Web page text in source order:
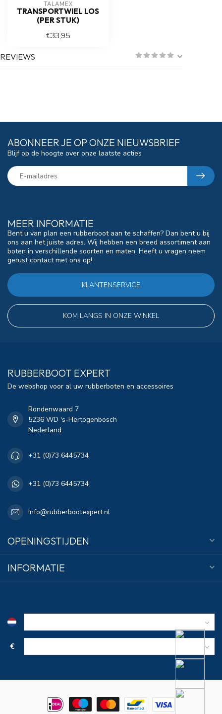
TALAMEX
TRANSPORTWIEL LOS
(PER STUK)
€33,95
REVIEWS
MEER INFORMATIE
Bent u van plan een rubberboot aan te schaffen? Dan bent u bij
ons aan het juiste adres. Wij hebben een breed assortiment aan
boten in verschillende soorten en maten. Heeft u vragen neem
gerust contact met ons op!
KLANTENSERVICE
KOM LANGS IN ONZE WINKEL
ABONNEER JE OP ONZE NIEUWSBRIEF
Blijf op de hoogte over onze laatste acties
RUBBERBOOT EXPERT
De webshop voor al uw rubberboten en accessoires
Rondenwaard 7
5236 WD 's-Hertogenbosch
Nederland
+31 (0)73 6445734
+31 (0)73 6445734
info@rubberbootexpert.nl
OPENINGSTIJDEN
INFORMATIE
€